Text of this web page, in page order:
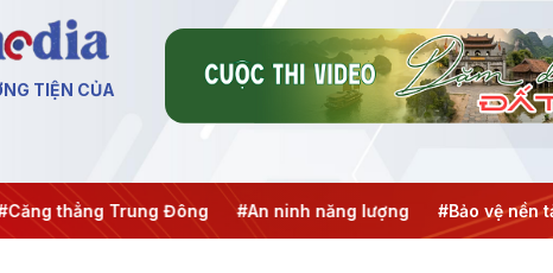
TIỆN CỦA
thẳng Trung Đông #An ninh năng lượng #Bảo vệ nền